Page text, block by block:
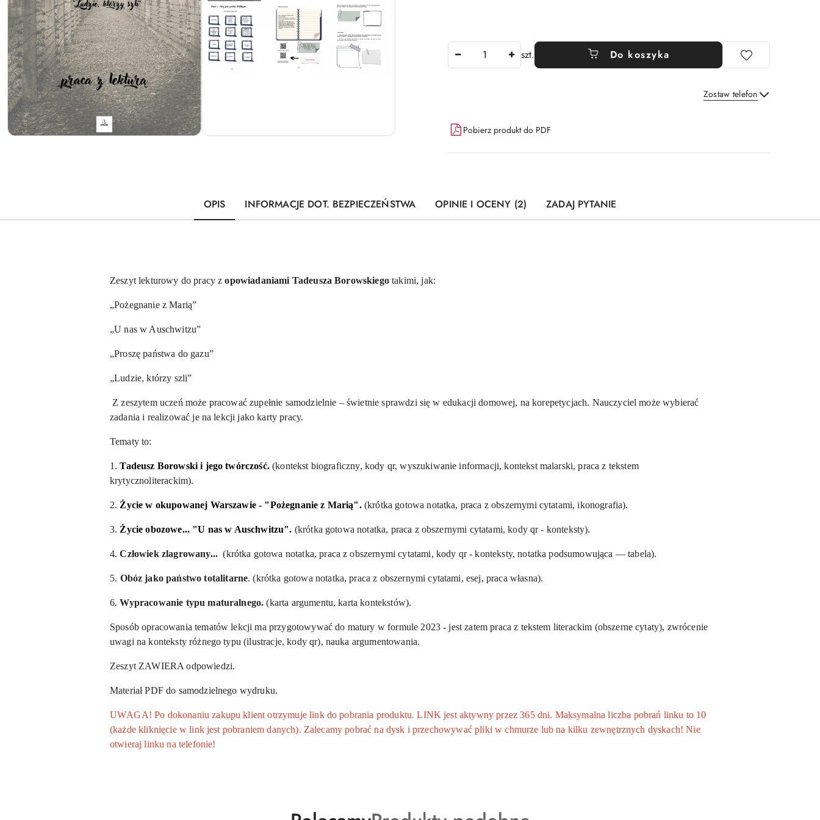
szt. Do koszyka
Zostaw telefon
Dostępność
i
dostawa
Pobierz produkt do PDF
OPIS INFORMACJE DOT. BEZPIECZEŃSTWA OPINIE I OCENY (2) ZADAJ PYTANIE
Zeszyt lekturowy do pracy zopowiadaniami Tadeusza Borowskiegotakimi, jak:
„Pożegnanie z Marią”
„U nas w Auschwitzu”
„Proszę państwa do gazu”
„Ludzie, którzy szli”
Z zeszytem uczeń może pracować zupełnie samodzielnie – świetnie sprawdzi się w edukacji domowej, na korepetycjach. Nauczyciel może wybierać
zadania i realizować je na lekcji jako karty pracy.
Tematy to:
1.Tadeusz Borowski i jego twórczość.(kontekst biograficzny, kody qr, wyszukiwanie informacji, kontekst malarski, praca z tekstem
krytycznoliterackim).
2. Życie w okupowanej Warszawie - "Pożegnanie z Marią". (krótka gotowa notatka, praca z obszernymi cytatami, ikonografia).
3. Życie obozowe... "U nas w Auschwitzu". (krótka gotowa notatka, praca z obszernymi cytatami, kody qr - konteksty).
4.Człowiek zlagrowany... (krótka gotowa notatka, praca z obszernymi cytatami, kody qr - konteksty, notatka podsumowująca — tabela).
5. Obóz jako państwo totalitarne. (krótka gotowa notatka, praca z obszernymi cytatami, esej, praca własna).
6.Wypracowanie typu maturalnego.(karta argumentu, karta kontekstów).
Sposób opracowania tematów lekcji ma przygotowywać do matury w formule 2023 - jest zatem praca z tekstem literackim (obszerne cytaty), zwrócenie
uwagi na konteksty różnego typu (ilustracje, kodyqr), nauka argumentowania.
Zeszyt ZAWIERA odpowiedzi.
Materiał PDF do samodzielnego wydruku.
UWAGA! Po dokonaniu zakupu klient otrzymuje link do pobrania produktu. LINK jest aktywny przez 365 dni. Maksymalna liczba pobrań linku to 10
(każde kliknięcie w link jest pobraniem danych). Zalecamy pobrać na dysk i przechowywać pliki w chmurze lub na kilku zewnętrznych dyskach! Nie
otwieraj linku na telefonie!